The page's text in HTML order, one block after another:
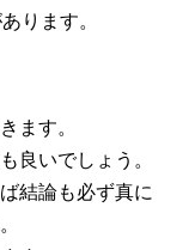
ります。
ます。
良いでしょう。
結論も必ず真に